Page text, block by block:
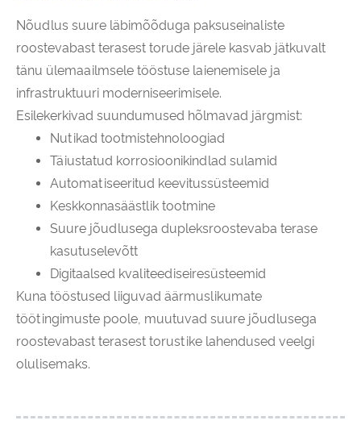
Nõudlus suure läbimõõduga paksuseinaliste
roostevabast terasest torude järele kasvab jätkuvalt
tänu ülemaailmsele tööstuse laienemisele ja
infrastruktuuri moderniseerimisele.
Esilekerkivad suundumused hõlmavad järgmist:
Nutikad tootmistehnoloogiad
Täiustatud korrosioonikindlad sulamid
Automatiseeritud keevitussüsteemid
Keskkonnasäästlik tootmine
Suure jõudlusega dupleksroostevaba terase
kasutuselevõtt
Digitaalsed kvaliteediseiresüsteemid
Kuna tööstused liiguvad äärmuslikumate
töötingimuste poole, muutuvad suure jõudlusega
roostevabast terasest torustike lahendused veelgi
olulisemaks.